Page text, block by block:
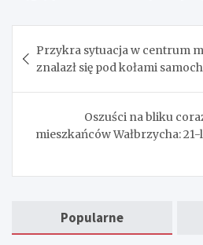
wpisu
Przykra sytuacja w centrum
znalazł się pod kołami
Oszuści na bliku
mieszkańców Wałbrzycha:
Popularne